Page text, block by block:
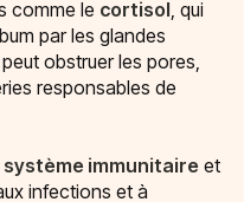
comme le cortisol , qui
par les glandes
obstruer les pores,
responsables de
système immunitaire et
infections et à